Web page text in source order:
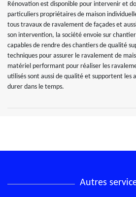
Rénovation est disponible pour intervenir et
particuliers propriétaires de maison
tous travaux de ravalement de façades et
son intervention, la société envoie sur
capables de rendre des chantiers de qualité
techniques pour assurer le ravalement de
matériel performant pour réaliser les
utilisés sont aussi de qualité et supportent les
durer dans le temps.
Autres